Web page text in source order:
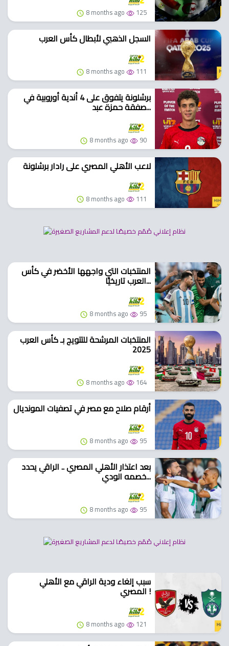
8 months ago 125
السجل الذهبي لأبطال كأس العرب
8 months ago 111
برشلونة يتفوق على 4 أندية أوروبية في
صفقة حمزة عبد...
8 months ago 90
لاعب الأهلي المصري على رادار برشلونة
8 months ago 111
المنتخبات التي واجهها الأخضر في كأس
العرب تاريخيًا...
8 months ago 95
المنتخبات المرشحة للتتويج بـ كأس العرب
2025
8 months ago 164
أرقام صلاح مع مصر في تصفيات المونديال
8 months ago 95
بعد اعتذار الأهلي المصري .. الراقي يحدد
خصمه الودي...
8 months ago 95
سبب إلغاء ودية الراقي مع الأهلي
المصري !
8 months ago 121